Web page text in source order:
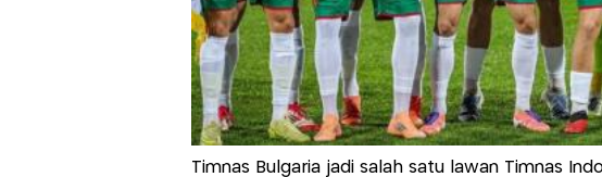
Timnas Bulgaria jadi salah satu lawan Timnas